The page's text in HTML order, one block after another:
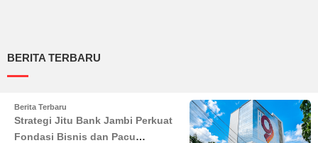
BERITA TERBARU
Berita Terbaru
Strategi Jitu Bank Jambi Perkuat
Fondasi Bisnis dan Pacu